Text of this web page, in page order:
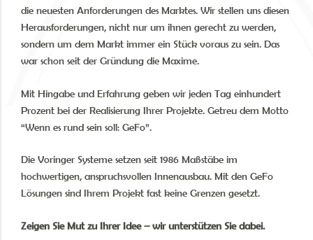
die neuesten Anforderungen des Marktes. Wir stellen uns diesen
Herausforderungen, nicht nur um ihnen gerecht zu werden,
sondern um dem Markt immer ein Stück voraus zu sein. Das
war schon seit der Gründung die Maxime.
Mit Hingabe und Erfahrung geben wir jeden Tag einhundert
Prozent bei der Realisierung Ihrer Projekte. Getreu dem Motto
“Wenn es rund sein soll: GeFo”.
Die Voringer Systeme setzen seit 1986 Maßstäbe im
hochwertigen, anspruchsvollen Innenausbau. Mit den GeFo
Lösungen sind Ihrem Projekt fast keine Grenzen gesetzt.
Zeigen Sie Mut zu Ihrer Idee – wir unterstützen Sie dabei.